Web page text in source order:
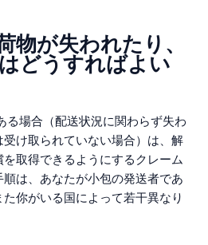
が失われたり、
どうすればよい
る場合（配送状況に関わらず失わ
け取られていない場合）は、解
取得できるようにするクレーム
は、あなたが小包の発送者であ
你がいる国によって若干異なり